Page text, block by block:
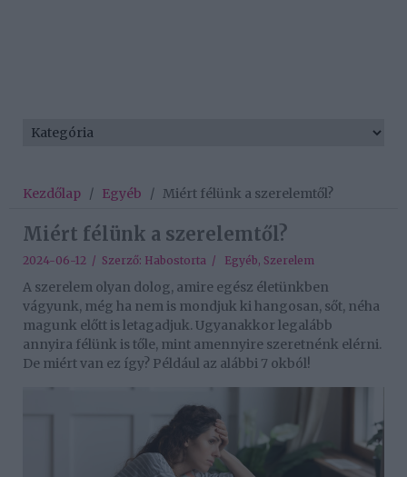
Kezdőlap / Egyéb / Miért félünk a szerelemtől?
Miért félünk a szerelemtől?
2024-06-12 / Szerző: Habostorta / Egyéb, Szerelem
A szerelem olyan dolog, amire egész életünkben
vágyunk, még ha nem is mondjuk ki hangosan, sőt, néha
magunk előtt is letagadjuk. Ugyanakkor legalább
annyira félünk is tőle, mint amennyire szeretnénk elérni.
De miért van ez így? Például az alábbi 7 okból!